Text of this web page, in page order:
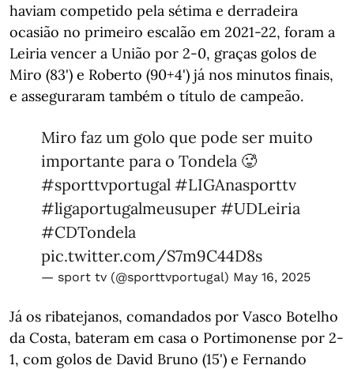
haviam competido pela sétima e derradeira
ocasião no primeiro escalão em 2021-22, foram a
Leiria vencer a União por 2-0, graças golos de
Miro (83') e Roberto (90+4') já nos minutos finais,
e asseguraram também o título de campeão.
Miro faz um golo que pode ser muito
importante para o Tondela 🥵
#sporttvportugal #LIGAnasporttv
#ligaportugalmeusuper #UDLeiria
#CDTondela
pic.twitter.com/S7m9C44D8s
— sport tv (@sporttvportugal) May 16, 2025
Já os ribatejanos, comandados por Vasco Botelho
da Costa, bateram em casa o Portimonense por 2-
1, com golos de David Bruno (15') e Fernando